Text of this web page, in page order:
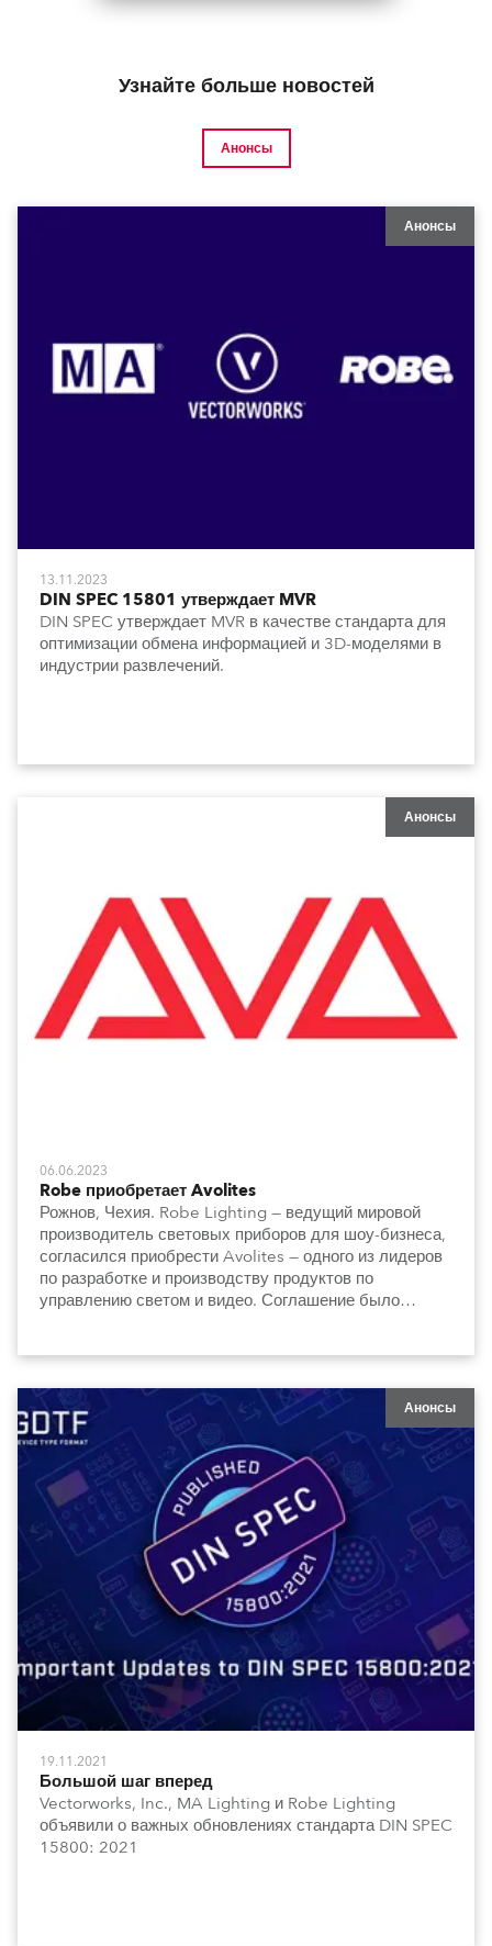
Узнайте больше новостей
Анонсы
Анонсы
13.11.2023
DIN SPEC 15801 утверждает MVR
DIN SPEC утверждает MVR в качестве стандарта для
оптимизации обмена информацией и 3D-моделями в
индустрии развлечений.
Анонсы
06.06.2023
Robe приобретает Avolites
Рожнов, Чехия. Robe Lighting — ведущий мировой
производитель световых приборов для шоу-бизнеса,
согласился приобрести Avolites — одного из лидеров
по разработке и производству продуктов по
управлению светом и видео. Соглашение было
Анонсы
19.11.2021
Большой шаг вперед
Vectorworks, Inc., MA Lighting и Robe Lighting
объявили о важных обновлениях стандарта DIN SPEC
15800: 2021